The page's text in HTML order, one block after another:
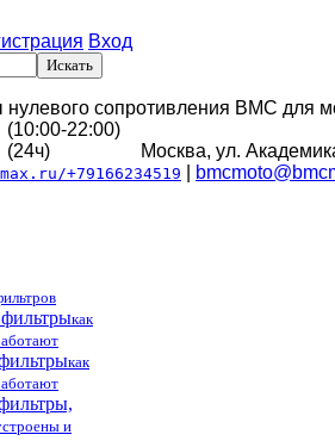
Вход
сопротивления BMC для
(10:00-22:00)
(24ч) Москва, ул. Академика
max.ru/+79166234519
как
как
и